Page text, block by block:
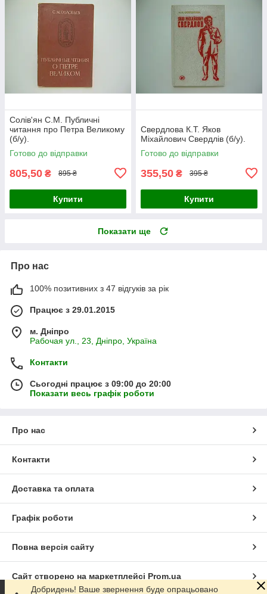
Солів'ян С.М. Публичні
читання про Петра Великому
(б/у).
Готово до відправки
805,50 ₴ 895 ₴
Купити
Свердлова К.Т. Яков
Міхайлович Свердлів (б/у).
Готово до відправки
355,50 ₴ 395 ₴
Купити
Показати ще
Про нас
100% позитивних з 47 відгуків за рік
Працює з 29.01.2015
м. Дніпро
Рабочая ул., 23, Дніпро, Україна
Контакти
Сьогодні працює з 09:00 до 20:00
Показати весь графік роботи
Про нас
Контакти
Доставка та оплата
Графік роботи
Повна версія сайту
Сайт створено на маркетплейсі Prom.ua
Добридень! Ваше звернення буде опрацьовано